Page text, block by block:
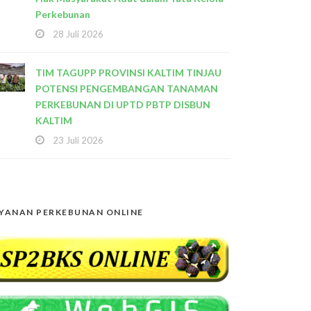
Perkebunan
28 Juli 2026
TIM TAGUPP PROVINSI KALTIM TINJAU
POTENSI PENGEMBANGAN TANAMAN
PERKEBUNAN DI UPTD PBTP DISBUN
KALTIM
23 Juli 2026
PERKEBUNAN ONLINE